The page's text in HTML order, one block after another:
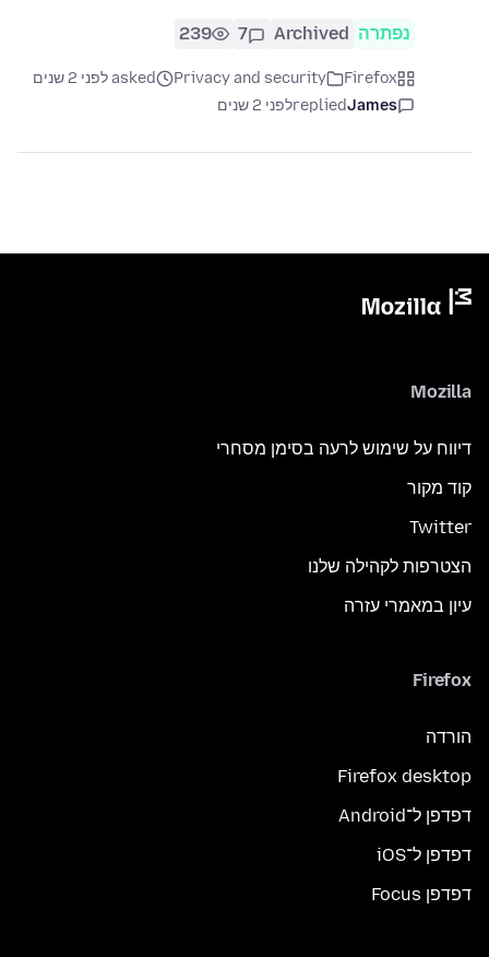
נפתרה Archived
7
239
Firefox
Privacy and security
asked לפני 2 שנים
James
repliedלפני 2 שנים
Mozilla
דיווח על שימוש לרעה בסימן מסחרי
קוד מקור
Twitter
הצטרפות לקהילה שלנו
עיון במאמרי עזרה
Firefox
הורדה
Firefox desktop
דפדפן ל־Android
דפדפן ל־iOS
דפדפן Focus